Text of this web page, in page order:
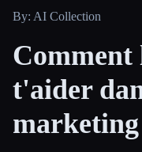
Comparer les outils
By: AI Collection
t'aider
marketing